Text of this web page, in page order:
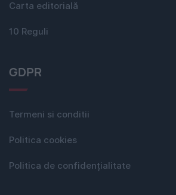
Carta editorială
10 Reguli
GDPR
Termeni si conditii
Politica cookies
Politica de confidențialitate